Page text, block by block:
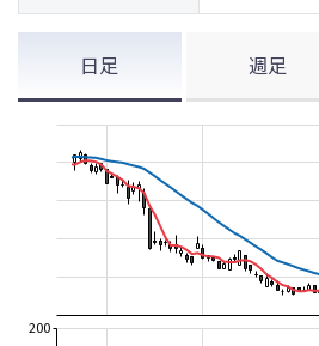
日足 週足
200